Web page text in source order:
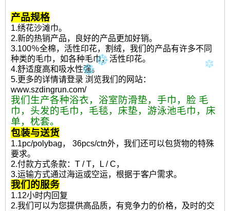
产品规格
1.绣花沙滩巾。
2.新的热销产品，良好的产品更加好销。
3.100％全棉，活性印花，割绒，我们的产品有许多不同
种类的毛巾，如各种毛巾，活性印花。
4.舒适度高和吸水性强。
5.更多的详情请登录 浏览我们的网站：
www.szdingrun.com/
我们生产各种浴衣，浴室防滑垫，手巾，脸 毛
巾，头发的毛巾，毛毯，床垫，游泳池毛巾，床
单，枕套。
包装与送货
1.1pc/polybag， 36pcs/ctn外，我们还可以包货物的特殊
要求。
2.付款方式条款：T / T，L / C，
3.运输方式通过海运或空运，根据于客户需求。
我们的服务
1.12小时内回复
2.我们可以为您提供高品质，有竞争力的价格，及时的交